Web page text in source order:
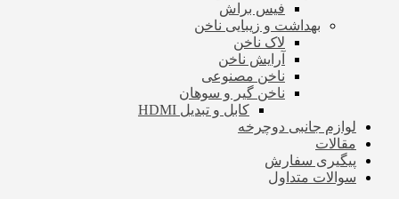
فیس براش
بهداشت و زیبایی ناخن
لاک ناخن
آرایش ناخن
ناخن مصنوعی
ناخن گیر و سوهان
کابل و تبدیل HDMI
لوازم جانبی دوچرخه
مقالات
پیگیری سفارش
سوالات متداول